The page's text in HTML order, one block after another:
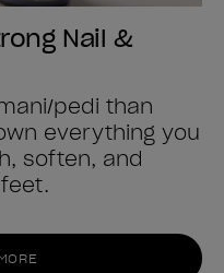
Nail &
pedi than
everything you
soften, and